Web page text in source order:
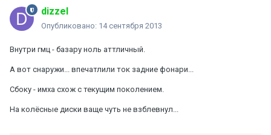
dizzel
Опубликовано: 14 сентября 2013
Внутри гмц - базару ноль аттличный.
А вот снаружи... впечатлили ток задние фонари...
Сбоку - имха схож с текущим поколением.
На колёсные диски ваще чуть не взблевнул...